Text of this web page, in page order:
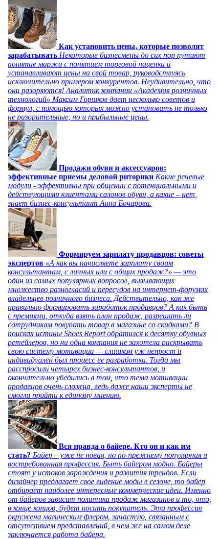
Как установить цены, которые позволят
зарабатывать Некоторые бизнесмены до сих пор путают
понятие маржи с понятием торговой наценки и
устанавливают цены на свой товар, руководствуясь
исключительно примером конкурентов. Неудивительно, что
они разоряются! Аналитик компании «Академия розничных
технологий» Максим Горшков дает несколько советов и
формул, с помощью которых можно установить не только
не разорительные, но и прибыльные цены.
Продажи обуви и аксессуаров:
эффективные приемы деловой риторики Какие речевые
модули - эффективны при общении с потенциальными и
действующими клиентами салонов обуви, а какие – нет,
знает бизнес-консультант Анна Бочарова.
Формируем зарплату продавцов: советы
экспертов «А как вы начисляете зарплату своим
консультантам, с личных или с общих продаж?» — это
один из самых популярных вопросов, вызывающих
множество разногласий и пересудов на интернет-форумах
владельцев розничного бизнеса. Действительно, как же
правильно формировать заработок продавцов? А как быть
с премиями, откуда взять план продаж, разрешать ли
сотрудникам покупать товар в магазине со скидками? В
поисках истины Shoes Report обратился к десятку обувных
ретейлеров, но ни одна компания не захотела раскрывать
свою систему мотивации — слишком уж непрост и
индивидуален был процесс ее разработки. Тогда мы
расспросили четырех бизнес-консультантов, и
окончательно убедились в том, что тема мотивации
продавцов очень сложна, ведь даже наши эксперты не
смогли прийти к единому мнению.
Вся правда о байере. Кто он и как им
стать? Байер – уже не новая, но по-прежнему популярная и
востребованная профессия. Быть байером модно. Байеры
стоят у истоков зарождения и развития трендов. Если
дизайнер предлагает свое видение моды в сезоне, то байер
отбирает наиболее интересные коммерческие идеи. Именно
от байеров зависит политика продаж магазинов и то, что,
в конце концов, будет носить покупатель. Эта профессия
окружена магическим флером, зачастую, связанным с
отсутствием представлений, в чем же на самом деле
заключается работа байера.